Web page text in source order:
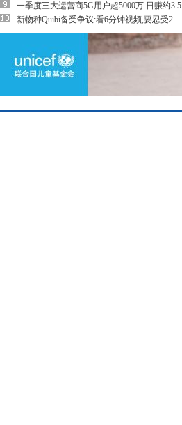
一季度三大运营商5G用户超5000万 日赚约3.5
新物种Quibi备受争议:看6分钟视频,要忍受2